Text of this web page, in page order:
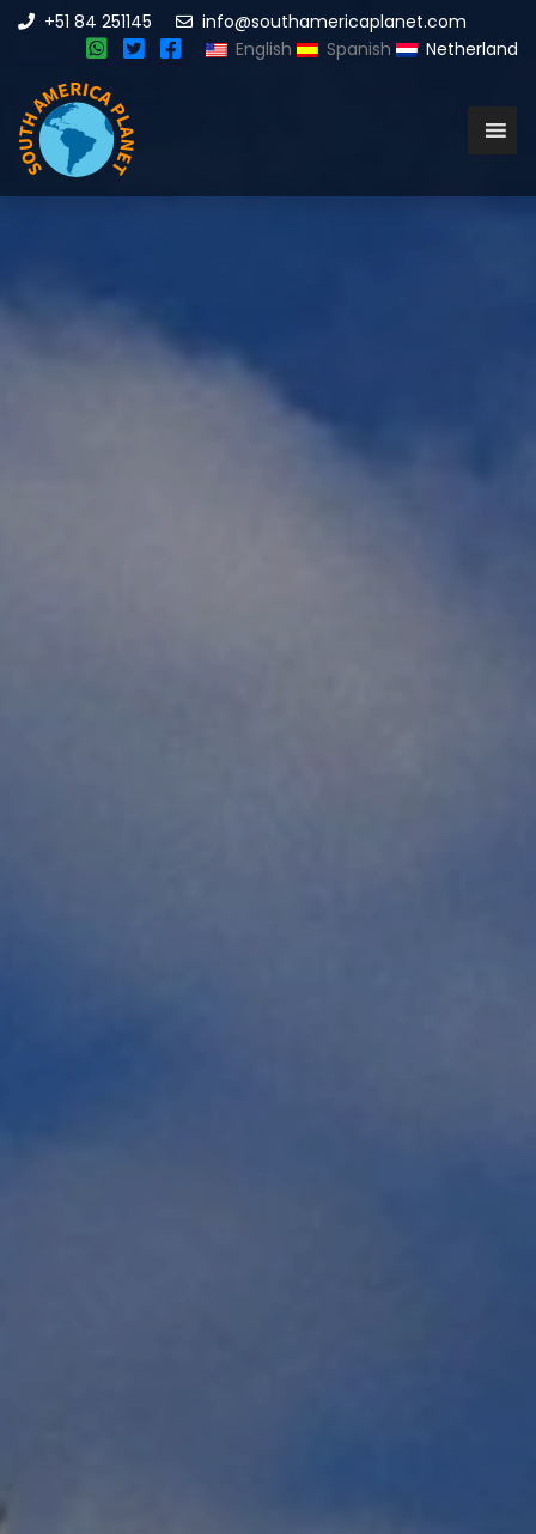
+51 84 251145
info@southamericaplanet.com
English
Spanish Netherland